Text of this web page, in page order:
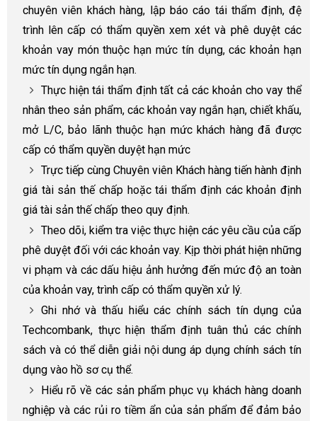
chuyên viên khách hàng, lập báo cáo tái thẩm định, đệ
trình lên cấp có thẩm quyền xem xét và phê duyệt các
khoản vay món thuộc hạn mức tín dụng, các khoản hạn
mức tín dụng ngắn hạn.
Thực hiện tái thẩm định tất cả các khoản cho vay thể
nhân theo sản phẩm, các khoản vay ngắn hạn, chiết khấu,
mở L/C, bảo lãnh thuộc hạn mức khách hàng đã được
cấp có thẩm quyền duyệt hạn mức
Trực tiếp cùng Chuyên viên Khách hàng tiến hành định
giá tài sản thế chấp hoặc tái thẩm định các khoản định
giá tài sản thế chấp theo quy định.
Theo dõi, kiểm tra việc thực hiện các yêu cầu của cấp
phê duyệt đối với các khoản vay. Kịp thời phát hiện những
vi phạm và các dấu hiệu ảnh hưởng đến mức độ an toàn
của khoản vay, trình cấp có thẩm quyền xử lý.
Ghi nhớ và thấu hiểu các chính sách tín dụng của
Techcombank, thực hiện thẩm định tuân thủ các chính
sách và có thể diễn giải nội dung áp dụng chính sách tín
dụng vào hồ sơ cụ thể.
Hiểu rõ về các sản phẩm phục vụ khách hàng doanh
nghiệp và các rủi ro tiềm ẩn của sản phẩm để đảm bảo